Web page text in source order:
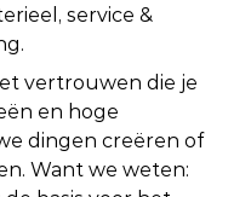
service &
vertrouwen die je
en hoge
dingen creëren of
Want we weten: